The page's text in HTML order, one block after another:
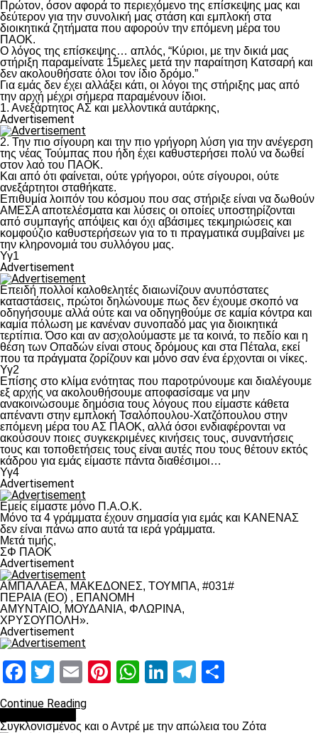
Πρώτον, όσον αφορά το περιεχόμενο της επίσκεψης μας και
δεύτερον για την συνολική μας στάση και εμπλοκή στα
διοικητικά ζητήματα που αφορούν την επόμενη μέρα του
ΠΑΟΚ.
Ο λόγος της επίσκεψης… απλός, “Κύριοι, με την δικιά μας
στήριξη παραμείνατε 15μελες μετά την παραίτηση Κατσαρή και
δεν ακολουθήσατε όλοι τον ίδιο δρόμο.”
Για εμάς δεν έχει αλλάξει κάτι, οι λόγοι της στήριξης μας από
την αρχή μέχρι σήμερα παραμένουν ίδιοι.
1. Ανεξάρτητος ΑΣ και μελλοντικά αυτάρκης,
Advertisement
2. Την πιο σίγουρη και την πιο γρήγορη λύση για την ανέγερση
της νέας Τούμπας που ήδη έχει καθυστερήσει πολύ να δωθεί
στον λαό του ΠΑΟΚ.
Και από ότι φαίνεται, ούτε γρήγοροι, ούτε σίγουροι, ούτε
ανεξάρτητοι σταθήκατε.
Επιθυμία λοιπόν του κόσμου που σας στήριξε είναι να δωθούν
ΑΜΕΣΑ αποτελέσματα και λύσεις οι οποίες υποστηρίζονται
από συμπαγής απόψεις και όχι αβάσιμες τεκμηριώσεις και
κομφούζιο καθυστερήσεων για το τι πραγματικά συμβαίνει με
την κληρονομιά του συλλόγου μας.
Υγ1
Advertisement
Επειδή πολλοί καλοθελητές διαιωνίζουν ανυπόστατες
καταστάσεις, πρώτοι δηλώνουμε πως δεν έχουμε σκοπό να
οδηγήσουμε αλλά ούτε και να οδηγηθούμε σε καμία κόντρα και
καμία πόλωση με κανέναν συνοπαδό μας για διοικητικά
τερτίπια. Όσο και αν ασχολούμαστε με τα κοινά, το πεδίο και η
θέση των Οπαδών είναι στους δρόμους και στα Πέταλα, εκεί
που τα πράγματα ζορίζουν και μόνο σαν ένα έρχονται οι νίκες.
Υγ2
Επίσης στο κλίμα ενότητας που παροτρύνουμε και διαλέγουμε
εξ αρχής να ακολουθήσουμε αποφασίσαμε να μην
ανακοινώσουμε δημόσια τους λόγους που είμαστε κάθετα
απέναντι στην εμπλοκή Τσαλόπουλου-Χατζόπουλου στην
επόμενη μέρα του ΑΣ ΠΑΟΚ, αλλά όσοι ενδιαφέρονται να
ακούσουν ποιες συγκεκριμένες κινήσεις τους, συναντήσεις
τους και τοποθετήσεις τους είναι αυτές που τους θέτουν εκτός
κάδρου για εμάς είμαστε πάντα διαθέσιμοι…
Υγ4
Advertisement
Εμείς είμαστε μόνο Π.Α.Ο.Κ.
Μόνο τα 4 γράμματα έχουν σημασία για εμάς και ΚΑΝΕΝΑΣ
δεν είναι πάνω απο αυτά τα ιερά γράμματα.
Μετά τιμής,
ΣΦ ΠΑΟΚ
Advertisement
ΑΜΠΑΛΑΕΑ, ΜΑΚΕΔΟΝΕΣ, ΤΟΥΜΠΑ, #031#
ΠΕΡΑΙΑ (ΕΟ) , ΕΠΑΝΟΜΗ
ΑΜΥΝΤΑΙΟ, ΜΟΥΔΑΝΙΑ, ΦΛΩΡΙΝΑ,
ΧΡΥΣΟΥΠΟΛΗ».
Advertisement
Facebook
Twitter
EmailPinterest
WhatsApp
LinkedIn
Telegram
Continue Reading
Συγκλονισμένος και ο Αντρέ με την απώλεια του Ζότα